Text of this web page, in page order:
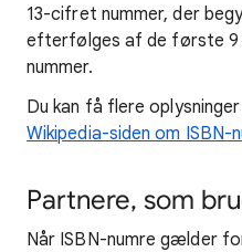
13-cifret nummer, der
efterfølges af de første 9
nummer.
Du kan få flere
Wikipedia-siden om ISBN-
Partnere, som
Når ISBN-numre gælder